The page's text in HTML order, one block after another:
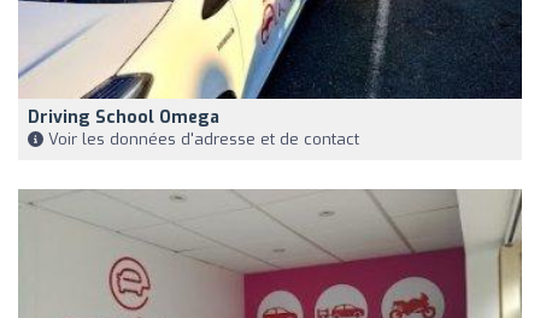
Driving School Omega
Voir les données d'adresse et de contact